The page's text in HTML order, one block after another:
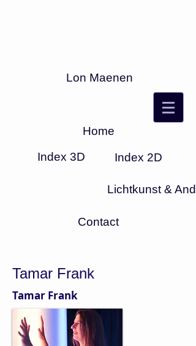
Lon Maenen
Home
Index 3D
Index 2D
Lichtkunst &
Contact
Tamar Frank
Tamar Frank